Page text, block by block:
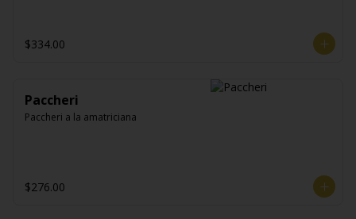
$334.00
Paccheri
Paccheri a la amatriciana
$276.00